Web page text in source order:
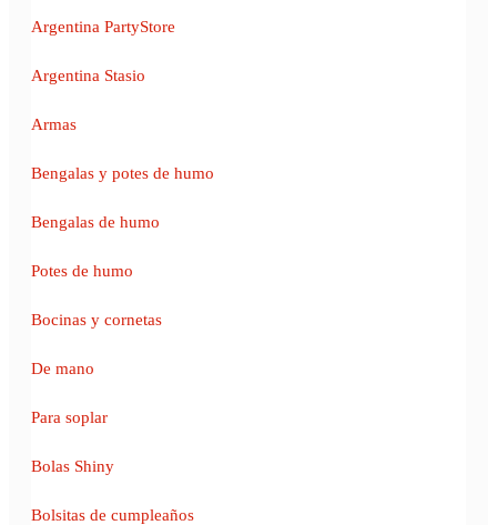
Argentina PartyStore
Argentina Stasio
Armas
Bengalas y potes de humo
Bengalas de humo
Potes de humo
Bocinas y cornetas
De mano
Para soplar
Bolas Shiny
Bolsitas de cumpleaños